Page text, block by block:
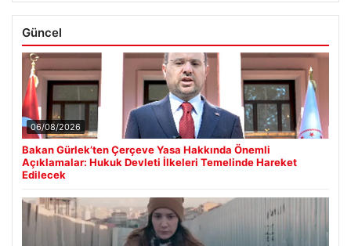
Güncel
06/08/2026
Bakan Gürlek’ten Çerçeve Yasa Hakkında Önemli
Açıklamalar: Hukuk Devleti İlkeleri Temelinde Hareket
Edilecek